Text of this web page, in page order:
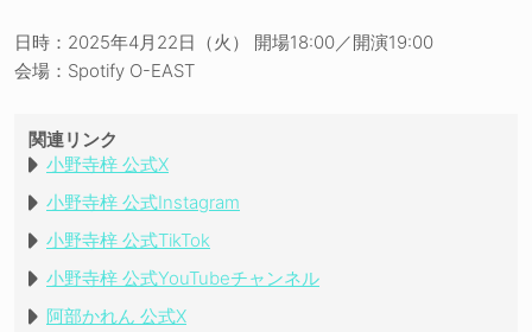
日時：2025年4月22日（火） 開場18:00／開演19:00
会場：Spotify O-EAST
関連リンク
小野寺梓 公式X
小野寺梓 公式Instagram
小野寺梓 公式TikTok
小野寺梓 公式YouTubeチャンネル
阿部かれん 公式X